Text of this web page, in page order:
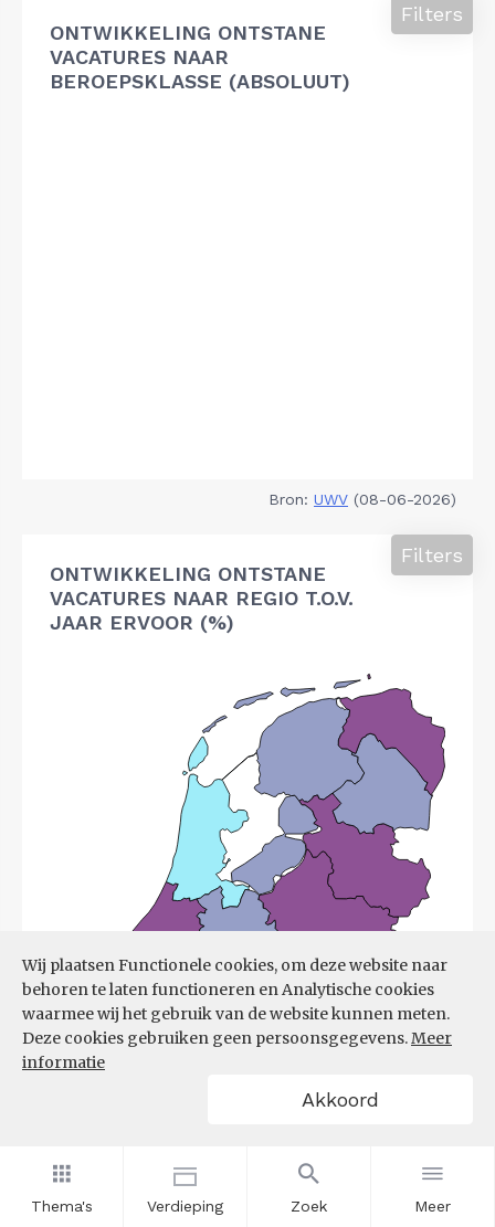
Thema's Verdieping Zoek Meer
Wij plaatsen Functionele cookies, om deze website naar
behoren te laten functioneren en Analytische cookies
waarmee wij het gebruik van de website kunnen meten.
Deze cookies gebruiken geen persoonsgegevens.Meer
informatie
Akkoord
ONTWIKKELING ONTSTANE
VACATURES NAAR
BEROEPSKLASSE (ABSOLUUT)
Filters
Bron: UWV (08-06-2026)
ONTWIKKELING ONTSTANE
VACATURES NAAR REGIO T.O.V.
JAAR ERVOOR (%)
Filters
Bron:UWV (08-06-2026)